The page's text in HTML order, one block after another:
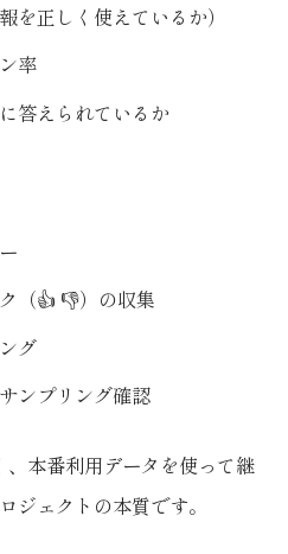
を正しく使えているか）
率
答えられているか
（👍 👎）の収集
グ
ンプリング確認
、本番利用データを使って継
ジェクトの本質です。